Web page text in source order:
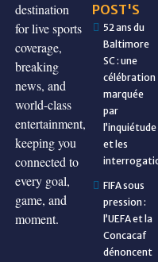
destination
for live sports
coverage,
breaking
news, and
world-class
entertainment,
keeping you
connected to
every goal,
game, and
moment.
POST'S
52 ans du
Baltimore
SC : une
célébration
marquée
par
l’inquiétude
et les
FIFA sous
pression :
l’UEFA et la
Concacaf
dénoncent